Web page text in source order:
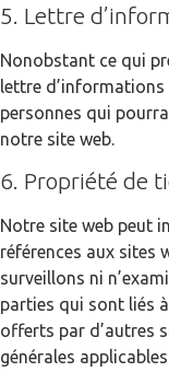
5. Lettre
Nonobstant ce qui
lettre d’informations
personnes qui
notre site web.
6. Propriété de
Notre site web peut
références aux sites
surveillons ni
parties qui sont liés
offerts par d’autres
générales